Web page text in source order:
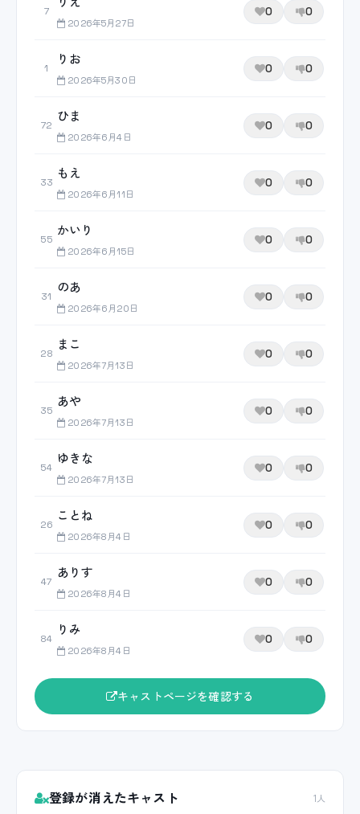
7
2026年5月27日
0 0
1
りお
2026年5月30日
0 0
72
ひま
2026年6月4日
0 0
33
もえ
2026年6月11日
0 0
55
かいり
2026年6月15日
0 0
31
のあ
2026年6月20日
0 0
28
まこ
2026年7月13日
0 0
35
あや
2026年7月13日
0 0
54
ゆきな
2026年7月13日
0 0
26
ことね
2026年8月4日
0 0
47
ありす
2026年8月4日
0 0
84
りみ
2026年8月4日
0 0
キャストページを確認する
登録が消えたキャスト 1人